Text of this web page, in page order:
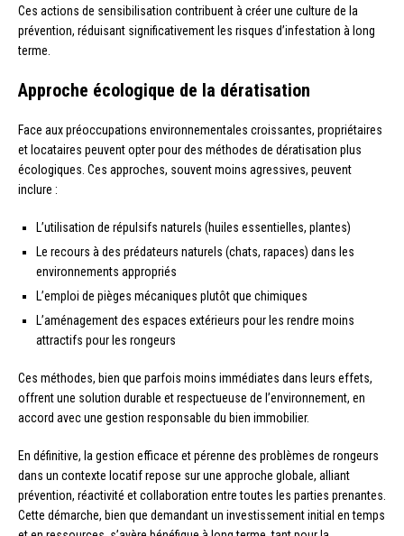
Ces actions de sensibilisation contribuent à créer une culture de la
prévention, réduisant significativement les risques d’infestation à long
terme.
Approche écologique de la dératisation
Face aux préoccupations environnementales croissantes, propriétaires
et locataires peuvent opter pour des méthodes de dératisation plus
écologiques. Ces approches, souvent moins agressives, peuvent
inclure :
L’utilisation de répulsifs naturels (huiles essentielles, plantes)
Le recours à des prédateurs naturels (chats, rapaces) dans les
environnements appropriés
L’emploi de pièges mécaniques plutôt que chimiques
L’aménagement des espaces extérieurs pour les rendre moins
attractifs pour les rongeurs
Ces méthodes, bien que parfois moins immédiates dans leurs effets,
offrent une solution durable et respectueuse de l’environnement, en
accord avec une gestion responsable du bien immobilier.
En définitive, la gestion efficace et pérenne des problèmes de rongeurs
dans un contexte locatif repose sur une approche globale, alliant
prévention, réactivité et collaboration entre toutes les parties prenantes.
Cette démarche, bien que demandant un investissement initial en temps